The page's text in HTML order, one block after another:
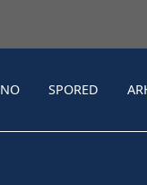
SPORED